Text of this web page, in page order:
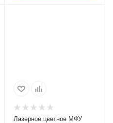
Лазерное цветное МФУ